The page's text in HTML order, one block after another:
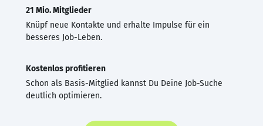
21 Mio. Mitglieder
Knüpf neue Kontakte und erhalte Impulse für ein
besseres Job-Leben.
Kostenlos profitieren
Schon als Basis-Mitglied kannst Du Deine Job-Suche
deutlich optimieren.